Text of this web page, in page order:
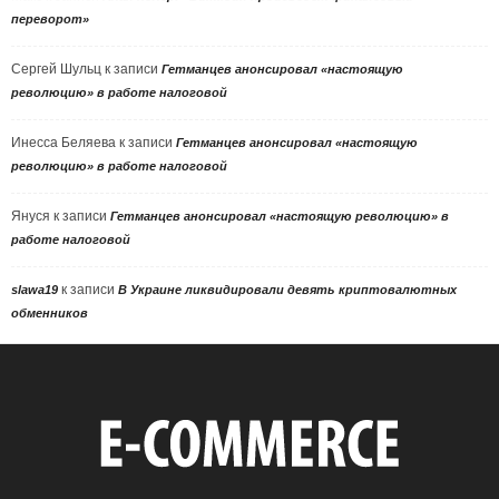
переворот»
Сергей Шульц к записи Гетманцев анонсировал «настоящую
революцию» в работе налоговой
Инесса Беляева к записи Гетманцев анонсировал «настоящую
революцию» в работе налоговой
Януся к записи Гетманцев анонсировал «настоящую революцию» в
работе налоговой
slawa19 к записи В Украине ликвидировали девять криптовалютных
обменников